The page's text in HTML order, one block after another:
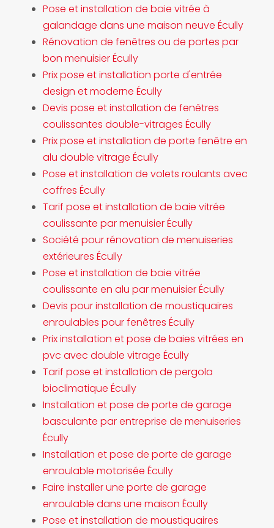
Pose et installation de baie vitrée à
galandage dans une maison neuve Écully
Rénovation de fenêtres ou de portes par
bon menuisier Écully
Prix pose et installation porte d'entrée
design et moderne Écully
Devis pose et installation de fenêtres
coulissantes double-vitrages Écully
Prix pose et installation de porte fenêtre en
alu double vitrage Écully
Pose et installation de volets roulants avec
coffres Écully
Tarif pose et installation de baie vitrée
coulissante par menuisier Écully
Société pour rénovation de menuiseries
extérieures Écully
Pose et installation de baie vitrée
coulissante en alu par menuisier Écully
Devis pour installation de moustiquaires
enroulables pour fenêtres Écully
Prix installation et pose de baies vitrées en
pvc avec double vitrage Écully
Tarif pose et installation de pergola
bioclimatique Écully
Installation et pose de porte de garage
basculante par entreprise de menuiseries
Écully
Installation et pose de porte de garage
enroulable motorisée Écully
Faire installer une porte de garage
enroulable dans une maison Écully
Pose et installation de moustiquaires